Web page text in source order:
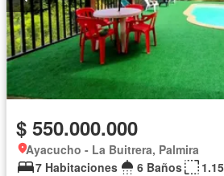
$ 550.000.000
Ayacucho - La Buitrera, Palmira
7 Habitaciones
6 Baños